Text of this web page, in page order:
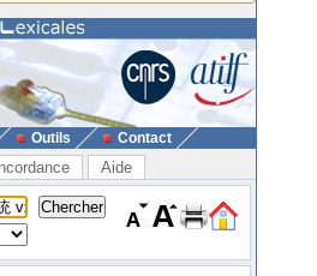
Outils Contact
Aide